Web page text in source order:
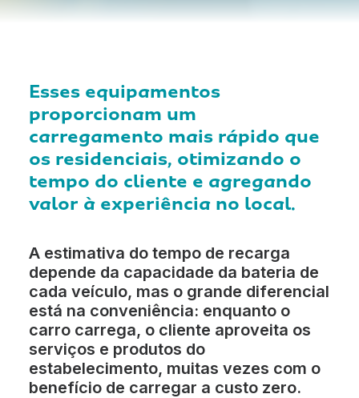
Esses equipamentos
proporcionam um
carregamento mais rápido que
os residenciais, otimizando o
tempo do cliente e agregando
valor à experiência no local.
A estimativa do tempo de recarga
depende da capacidade da bateria de
cada veículo, mas o grande diferencial
está na conveniência: enquanto o
carro carrega, o cliente aproveita os
serviços e produtos do
estabelecimento, muitas vezes com o
benefício de carregar a custo zero.